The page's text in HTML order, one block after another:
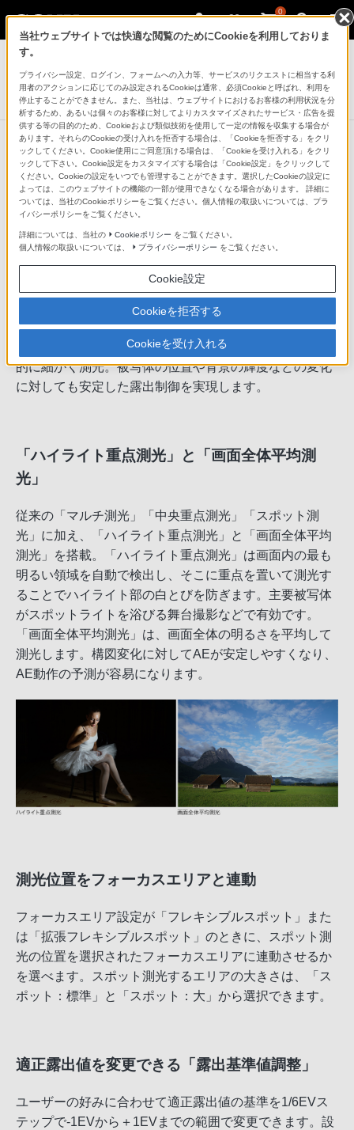
0
デジタル一眼カメラ α（アルファ）
デジタル一眼カメラ
α7 III
柔軟性の高い露出/ホワイトバランス
設定
1200分割ライブビュー分析測光による高精度か
つ安定した露出制御
ライブビュー画像を1200分割し、被写体の色や光の状況
を細かく分析して高精度な測光を行います。さらにα7 III
では、フォーカス情報などを利用して被写体領域を重点
的に細かく測光。被写体の位置や背景の輝度などの変化
に対しても安定した露出制御を実現します。
「ハイライト重点測光」と「画面全体平均測
光」
従来の「マルチ測光」「中央重点測光」「スポット測
光」に加え、「ハイライト重点測光」と「画面全体平均
測光」を搭載。「ハイライト重点測光」は画面内の最も
明るい領域を自動で検出し、そこに重点を置いて測光す
ることでハイライト部の白とびを防ぎます。主要被写体
がスポットライトを浴びる舞台撮影などで有効です。
「画面全体平均測光」は、画面全体の明るさを平均して
測光します。構図変化に対してAEが安定しやすくなり、
AE動作の予測が容易になります。
測光位置をフォーカスエリアと連動
フォーカスエリア設定が「フレキシブルスポット」また
は「拡張フレキシブルスポット」のときに、スポット測
光の位置を選択されたフォーカスエリアに連動させるか
を選べます。スポット測光するエリアの大きさは、「ス
ポット：標準」と「スポット：大」から選択できます。
適正露出値を変更できる「露出基準値調整」
ユーザーの好みに合わせて適正露出値の基準を1/6EVス
テップで-1EVから＋1EVまでの範囲で変更できます。設
当社ウェブサイトでは快適な閲覧のためにCookieを利用しておりま
す。
プライバシー設定、ログイン、フォームへの入力等、サービスのリクエストに相当する利
用者のアクションに応じてのみ設定されるCookieは通常、必須Cookieと呼ばれ、利用を
停止することができません。また、当社は、ウェブサイトにおけるお客様の利用状況を分
析するため、あるいは個々のお客様に対してよりカスタマイズされたサービス・広告を提
供する等の目的のため、Cookieおよび類似技術を使用して一定の情報を収集する場合が
あります。それらのCookieの受け入れを拒否する場合は、「Cookieを拒否する」をクリ
ックしてください。Cookie使用にご同意頂ける場合は、「Cookieを受け入れる」をクリ
ックして下さい。Cookie設定をカスタマイズする場合は「Cookie設定」をクリックして
ください。Cookieの設定をいつでも管理することができます。選択したCookieの設定に
よっては、このウェブサイトの機能の一部が使用できなくなる場合があります。 詳細に
ついては、当社のCookieポリシーをご覧ください。個人情報の取扱いについては、プラ
イバシーポリシーをご覧ください。
詳細については、当社の Cookieポリシー をご覧ください。
個人情報の取扱いについては、
プライバシーポリシー をご覧ください。
Cookie設定
Cookieを拒否する
Cookieを受け入れる